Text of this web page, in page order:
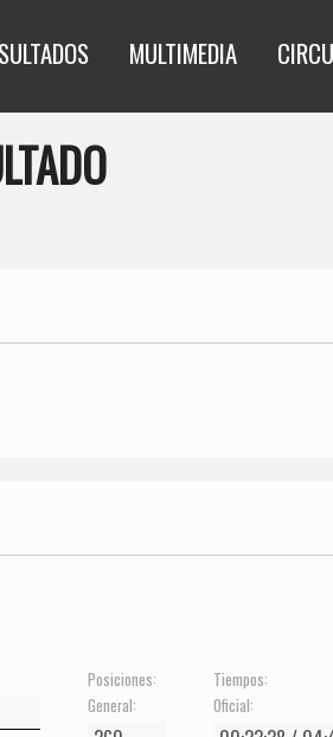
MULTIMEDIA
Posiciones:
General:
Tiempos:
Oficial: